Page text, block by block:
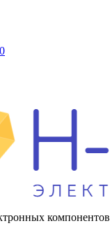
0
компонентов